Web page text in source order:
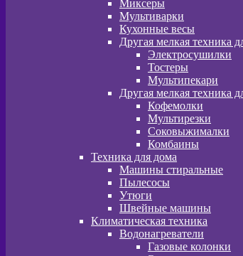
Миксеры
Мультиварки
Кухонные весы
Другая мелкая техника
Электросушилки
Тостеры
Мультипекари
Другая мелкая техника
Кофемолки
Мультирезки
Соковыжималки
Комбаины
Техника для дома
Машины стиральные
Пылесосы
Утюги
Швейные машины
Климатическая техника
Водонагреватели
Газовые колонки